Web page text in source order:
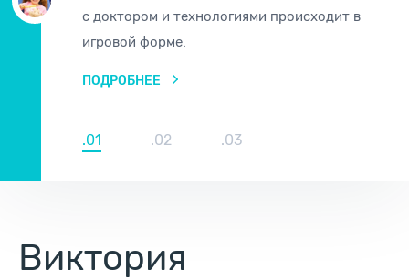
с доктором и технологиями происходит в
игровой форме.
ПОДРОБНЕЕ
.01 .02 .03
Виктория